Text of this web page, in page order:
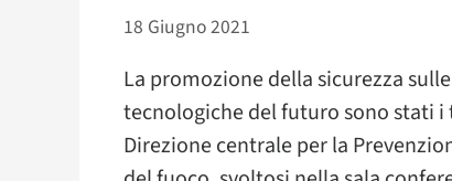
18 Giugno 2021
La promozione della sicurezza
tecnologiche del futuro sono stati
Direzione centrale per la